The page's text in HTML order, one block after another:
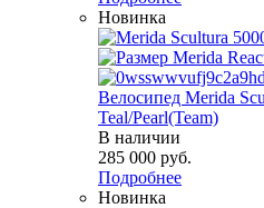
Новинка
Велосипед Merida
Teal/Pearl(Team)
В наличии
285 000 руб.
Подробнее
Новинка